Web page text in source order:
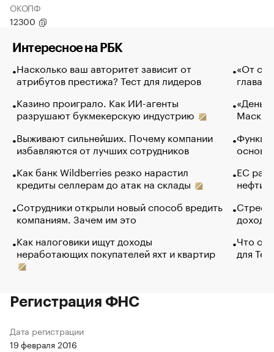
ОКОПФ
12300
Интересное на РБК
Насколько ваш авторитет зависит от
атрибутов престижа? Тест для лидеров
Казино проиграло. Как ИИ-агенты
разрушают букмекерскую индустрию
Выживают сильнейших. Почему компании
избавляются от лучших сотрудников
Как банк Wildberries резко нарастил
кредиты селлерам до атак на склады
Сотрудники открыли новый способ вредить
компаниям. Зачем им это
Как налоговики ищут доходы
неработающих покупателей яхт и квартир
«От
глава
Маск в
основ
ЕС
нефти
Что
для
Регистрация ФНС
Дата регистрации
19 февраля 2016